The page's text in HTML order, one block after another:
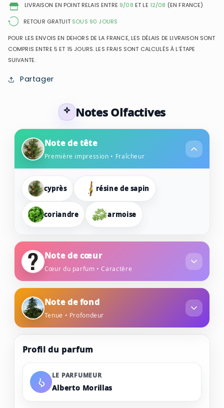
homme
homme
LIVRAISON EN POINT RELAIS ENTRE 9/08 ET LE 12/08 (EN FRANCE)
RETOUR GRATUIT SOUS 90 JOURS
POUR LES ENVOIS EN DEHORS DE LA FRANCE, LES DÉLAIS DE LIVRAISON SONT
COMPRIS ENTRE 5 ET 15 JOURS. LES FRAIS SONT CALCULÉS À L’ÉTAPE
SUIVANTE.
Partager
Notes Olfactives
Note de tête
Première impression • Fraîcheur
cyprès résine de sapin
coriandre armoise
Note de cœur
Cœur du parfum • Caractère
Note de fond
Tenue • Profondeur
Profil du parfum
LE PARFUMEUR
Alberto Morillas